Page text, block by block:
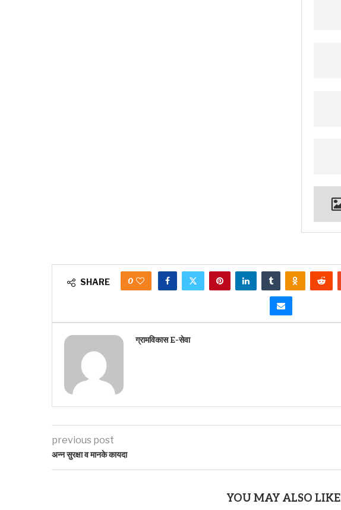
SHARE 0
ग्रामविकास E-सेवा
previous post
अन्न सुरक्षा व मानके कायदा
YOU MAY ALSO LIKE